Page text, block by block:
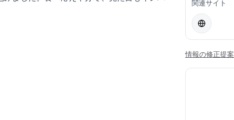
関連サイト
情報の修正提案